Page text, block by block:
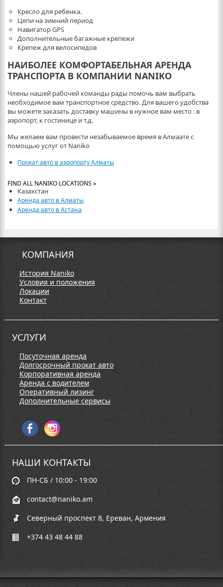
Кресло для ребенка.
Цепи на зимний период
Навигатор GPS
Дополнительные багажные крепежи
Крепеж для велосипедов
НАИБОЛЕЕ КОМФОРТАБЕЛЬНАЯ АРЕНДА
ТРАНСПОРТА В КОМПАНИИ NANIKO
Члены нашей рабочей команды рады помочь вам выбрать
необходимое вам транспортное средство. Для вашего удобства
вы можете заказать доставку машины в нужное вам место : в
аэропорт, к гостинице и т.д.
Мы желаем вам провести незабываемое время в Алмаате с
помощью услуг от Naniko
Прокат авто в аэропорту Алматы
FIND ALL NANIKO LOCATIONS »
Казахстан
Аренда авто в Алматы
Аренда авто в Астана
КОМПАНИЯ
История Naniko
Условия и положения
Локации
Контакт
УСЛУГИ
Посуточная аренда
Долгосрочный прокат авто
Корпоративная аренда
Аренда с водителем
Оперативный лизинг
Дополнительные сервисы
НАШИ КОНТАКТЫ
ПН-СБ / 10:00 - 19:00
contact@naniko.am
Северный проспект 8, Ереван, Армения
+374 43 48 44 88